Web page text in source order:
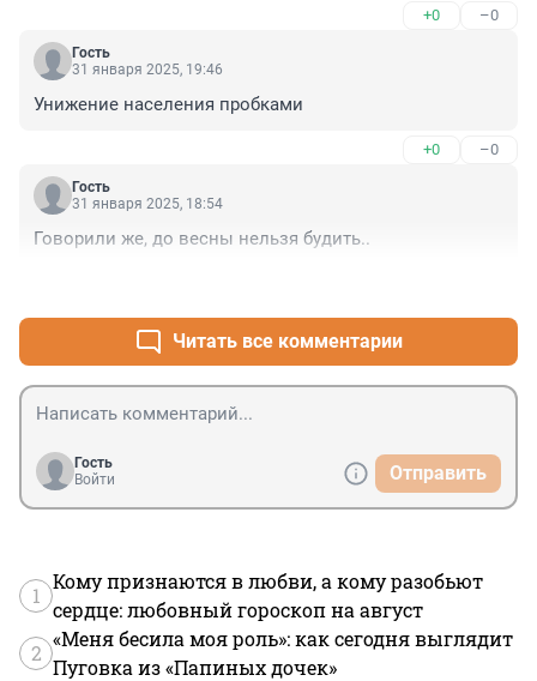
+0 –0
Гость
31 января 2025, 19:46
Унижение населения пробками
+0 –0
Гость
31 января 2025, 18:54
Говорили же, до весны нельзя будить..
Читать все комментарии
Гость
Войти
Отправить
1
Кому признаются в любви, а кому разобьют
сердце: любовный гороскоп на август
2
«Меня бесила моя роль»: как сегодня выглядит
Пуговка из «Папиных дочек»